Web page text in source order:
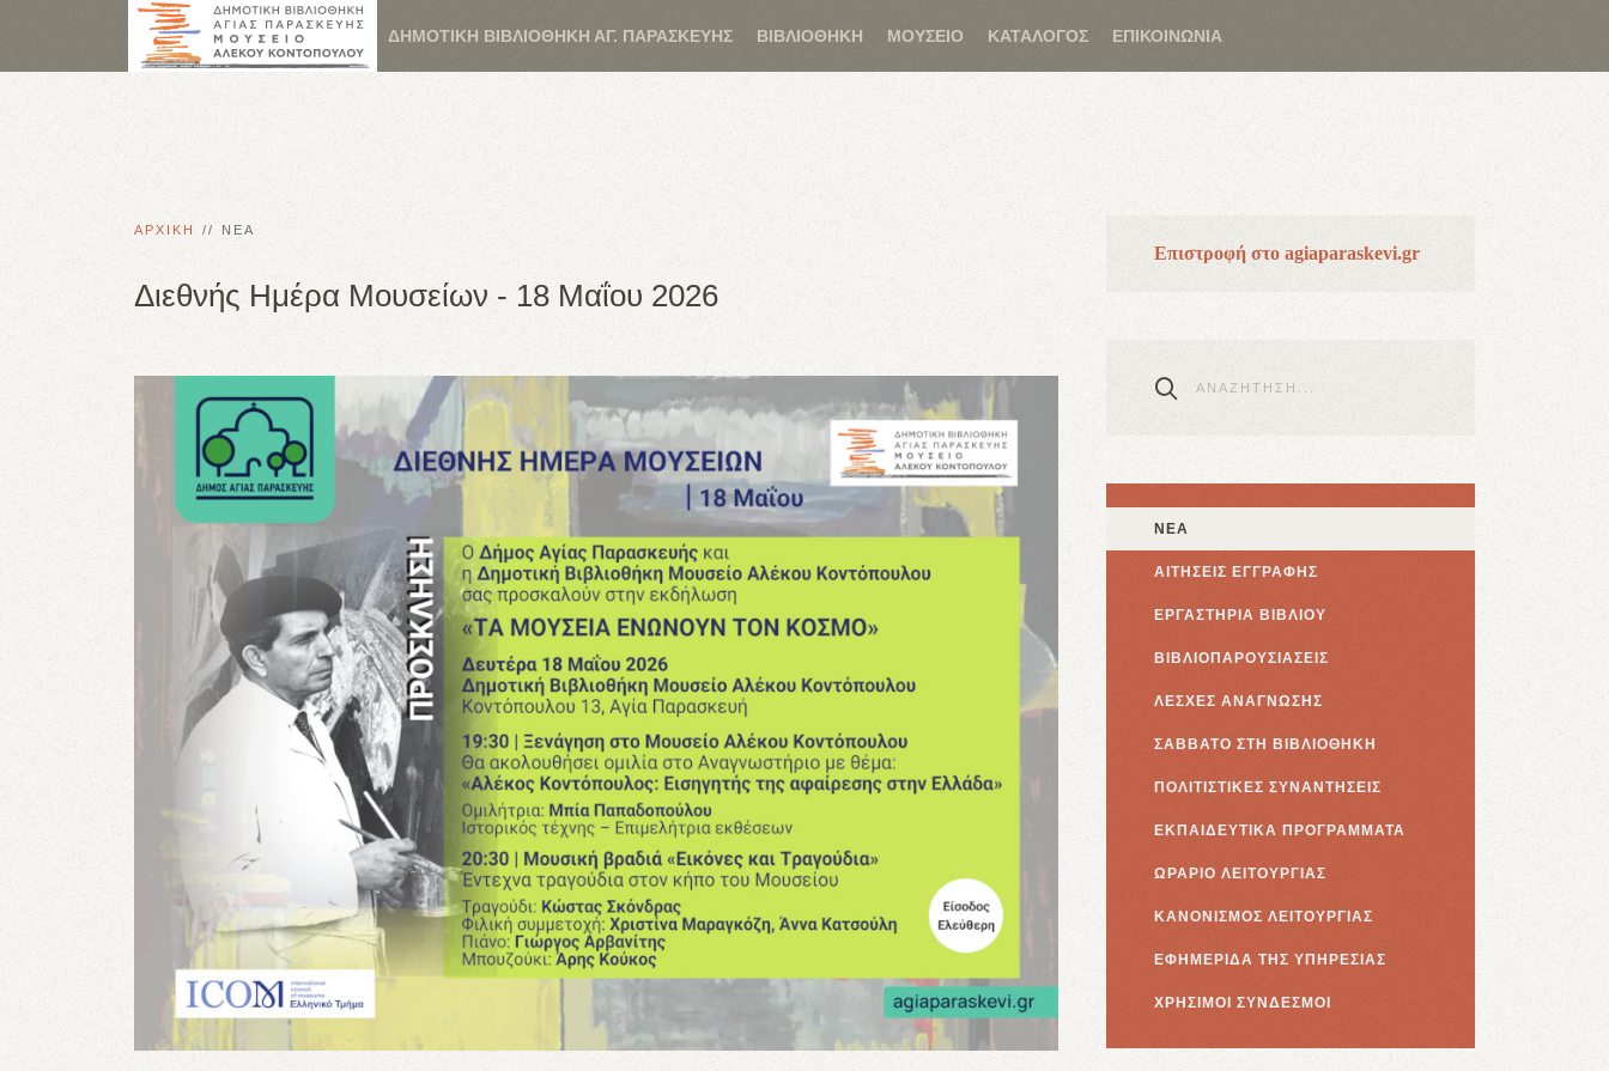
ΔΗΜΟΤΙΚΗ ΒΙΒΛΙΟΘΗΚΗ ΑΓ. ΠΑΡΑΣΚΕΥΗΣ ΒΙΒΛΙΟΘΗΚΗ ΜΟΥΣΕΙΟ ΚΑΤΑΛΟΓΟΣ ΕΠΙΚΟΙΝΩΝΙΑ
ΑΡΧΙΚΗ ΝΕΑ
Διεθνής Ημέρα Μουσείων - 18 Μαΐου 2026
Επιστροφή στο agiaparaskevi.gr
ΝΕΑ
ΑΙΤΗΣΕΙΣ ΕΓΓΡΑΦΗΣ
ΕΡΓΑΣΤΗΡΙΑ ΒΙΒΛΙΟΥ
ΒΙΒΛΙΟΠΑΡΟΥΣΙΑΣΕΙΣ
ΛΕΣΧΕΣ ΑΝΑΓΝΩΣΗΣ
ΣΑΒΒΑΤΟ ΣΤΗ ΒΙΒΛΙΟΘΗΚΗ
ΠΟΛΙΤΙΣΤΙΚΕΣ ΣΥΝΑΝΤΗΣΕΙΣ
ΕΚΠΑΙΔΕΥΤΙΚΑ ΠΡΟΓΡΑΜΜΑΤΑ
ΩΡΑΡΙΟ ΛΕΙΤΟΥΡΓΙΑΣ
ΚΑΝΟΝΙΣΜΟΣ ΛΕΙΤΟΥΡΓΙΑΣ
ΕΦΗΜΕΡΙΔΑ ΤΗΣ ΥΠΗΡΕΣΙΑΣ
ΧΡΗΣΙΜΟΙ ΣΥΝΔΕΣΜΟΙ